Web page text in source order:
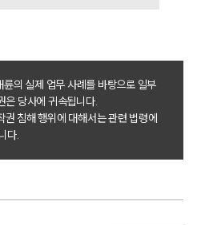
원 소개
속전문변호사
의 실제 업무 사례를 바탕으로 일부
은 당사에 귀속됩니다.
권 침해 행위에 대해서는 관련 법령에
다.